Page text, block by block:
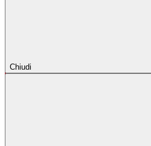
Chiudi